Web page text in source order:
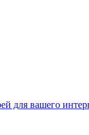
для вашего